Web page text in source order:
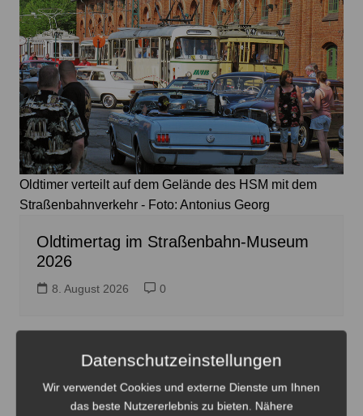
Oldtimer verteilt auf dem Gelände des HSM mit dem
Straßenbahnverkehr - Foto: Antonius Georg
Oldtimertag im Straßenbahn-Museum
2026
8. August 2026 0
Datenschutzeinstellungen
Wir verwendet Cookies und externe Dienste um Ihnen
das beste Nutzererlebnis zu bieten. Nähere